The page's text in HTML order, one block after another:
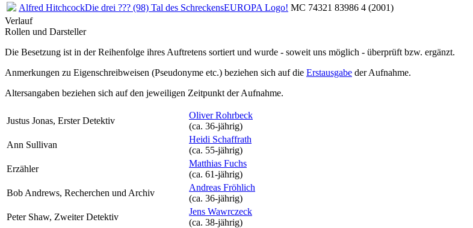
Alfred HitchcockDie drei ??? (98) Tal des SchreckensEUROPA Logo! MC 74321 83986 4 (2001)
Verlauf
Rollen und Darsteller
Die Besetzung ist in derReihenfolge ihres Auftretens sortiert und wurde - soweit uns möglich - überprüft bzw. ergänzt.
Anmerkungen zu Eigenschreibweisen (Pseudonyme etc.) beziehen sich auf die Erstausgabe der Aufnahme.
Altersangaben beziehen sich auf den jeweiligen Zeitpunkt der Aufnahme.
Justus Jonas, Erster Detektiv
Oliver Rohrbeck
(ca. 36‑jährig)
Ann Sullivan
Heidi Schaffrath
(ca. 55‑jährig)
Erzähler
Matthias Fuchs
(ca. 61‑jährig)
Bob Andrews, Recherchen und Archiv
Andreas Fröhlich
(ca. 36‑jährig)
Peter Shaw, Zweiter Detektiv
Jens Wawrczeck
(ca. 38‑jährig)